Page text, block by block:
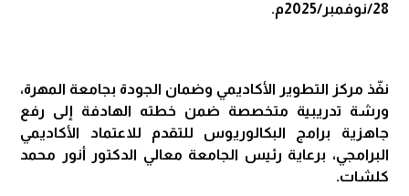
28/نوفمبر/2025م.
نفّذ مركز التطوير الأكاديمي وضمان الجودة بجامعة المهرة،
ورشة تدريبية متخصصة ضمن خطته الهادفة إلى رفع
جاهزية برامج البكالوريوس للتقدم للاعتماد الأكاديمي
البرامجي، برعاية رئيس الجامعة معالي الدكتور أنور محمد
كلشات.